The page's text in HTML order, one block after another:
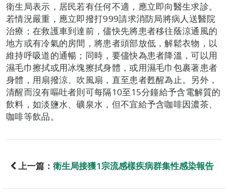
衛生局表示，居民若有任何不適，應立即向醫生求診。
若情況嚴重，應立即撥打999請求消防局將病人送醫院
治療；在救護車到達前，儘快先將患者移往蔭涼通風的
地方或有冷氣的房間，將患者頭部放低，解鬆衣物，以
維持呼吸道的通暢；同時，要儘快為患者降溫，可以用
濕毛巾擦拭或用冰塊擦拭身體，或用濕毛巾包裹著患者
身體，用扇撥涼、吹風扇，直至患者甦醒為止。另外，
清醒而沒有嘔吐者則可每隔10至15分鐘給予含電解質的
飲料，如淡鹽水、礦泉水，但不宜給予含咖啡因濃茶、
咖啡等飲品。
上一篇： 衛生局接獲1宗流感樣疾病群集性感染報告